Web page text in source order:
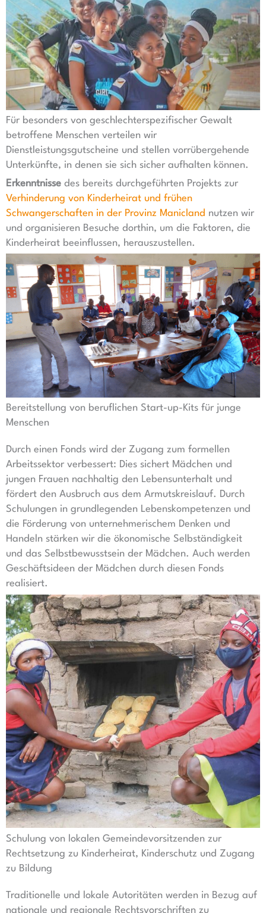
Für besonders von geschlechterspezifischer Gewalt
betroffene Menschen verteilen wir
Dienstleistungsgutscheine und stellen vorrübergehende
Unterkünfte, in denen sie sich sicher aufhalten können.
Erkenntnisse des bereits durchgeführten Projekts zur
Verhinderung von Kinderheirat und frühen
Schwangerschaften in der Provinz Manicland nutzen wir
und organisieren Besuche dorthin, um die Faktoren, die
Kinderheirat beeinflussen, herauszustellen.
Bereitstellung von beruflichen Start-up-Kits für junge
Menschen
Durch einen Fonds wird der Zugang zum formellen
Arbeitssektor verbessert: Dies sichert Mädchen und
jungen Frauen nachhaltig den Lebensunterhalt und
fördert den Ausbruch aus dem Armutskreislauf. Durch
Schulungen in grundlegenden Lebenskompetenzen und
die Förderung von unternehmerischem Denken und
Handeln stärken wir die ökonomische Selbständigkeit
und das Selbstbewusstsein der Mädchen. Auch werden
Geschäftsideen der Mädchen durch diesen Fonds
realisiert.
Schulung von lokalen Gemeindevorsitzenden zur
Rechtsetzung zu Kinderheirat, Kinderschutz und Zugang
zu Bildung
Traditionelle und lokale Autoritäten werden in Bezug auf
nationale und regionale Rechtsvorschriften zu